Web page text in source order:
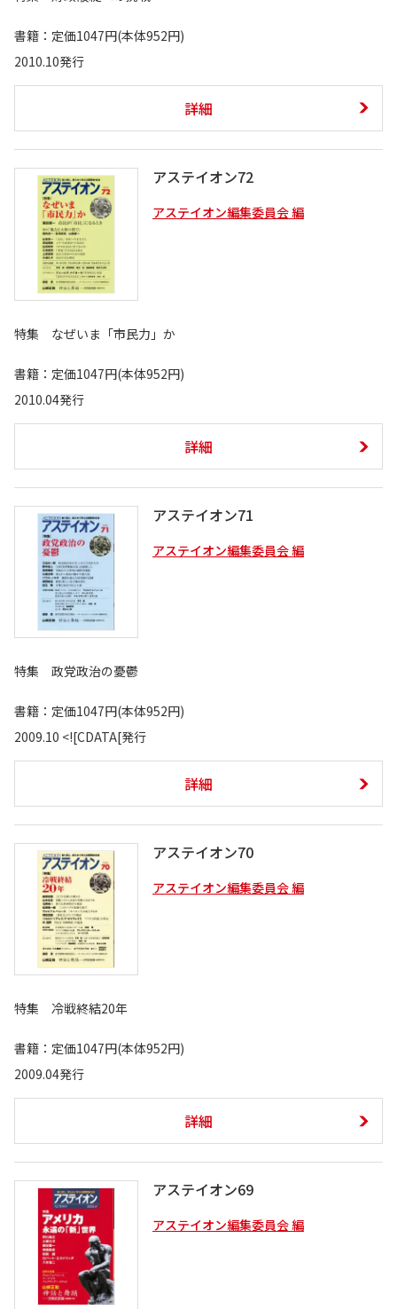
書籍：定価1047円(本体952円)
2010.10発行
詳細
アステイオン72
アステイオン編集委員会 編
特集 なぜいま「市民力」か
書籍：定価1047円(本体952円)
2010.04発行
詳細
アステイオン71
アステイオン編集委員会 編
特集 政党政治の憂鬱
書籍：定価1047円(本体952円)
2009.10 <![CDATA[発行
詳細
アステイオン70
アステイオン編集委員会 編
特集 冷戦終結20年
書籍：定価1047円(本体952円)
2009.04発行
詳細
アステイオン69
アステイオン編集委員会 編